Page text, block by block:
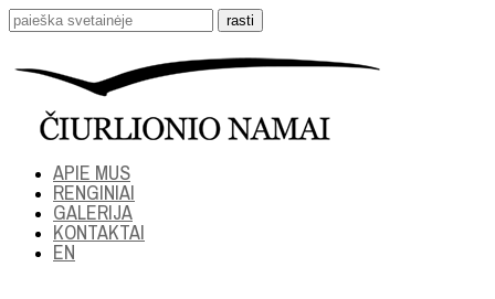
APIE MUS
RENGINIAI
GALERIJA
KONTAKTAI
EN